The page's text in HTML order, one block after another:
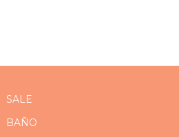
SALE
BAÑO